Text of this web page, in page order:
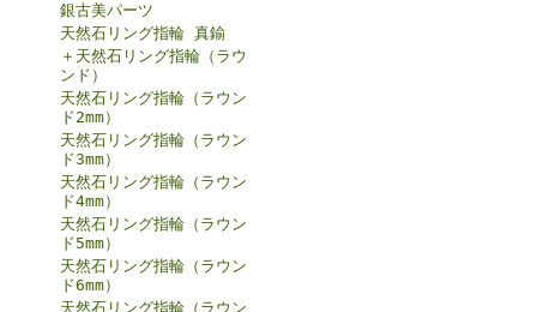
銀古美パーツ
天然石リング指輪 真鍮
＋天然石リング指輪（ラウ
ンド）
天然石リング指輪（ラウン
ド2mm）
天然石リング指輪（ラウン
ド3mm）
天然石リング指輪（ラウン
ド4mm）
天然石リング指輪（ラウン
ド5mm）
天然石リング指輪（ラウン
ド6mm）
天然石リング指輪（ラウン